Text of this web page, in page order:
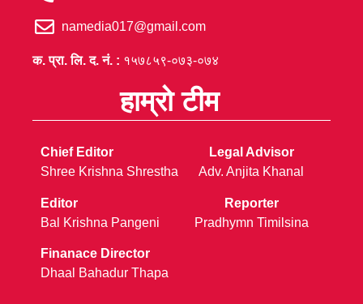
namedia017@gmail.com
क. प्रा. लि. द. नं. : १५७८५९-०७३-०७४
हाम्रो टीम
Chief Editor
Shree Krishna Shrestha
Editor
Bal Krishna Pangeni
Finanace Director
Dhaal Bahadur Thapa
Legal Advisor
Adv. Anjita Khanal
Reporter
Pradhymn Timilsina